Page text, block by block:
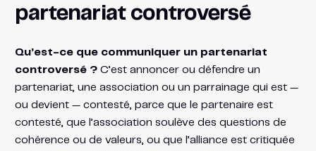
partenariat controversé
Qu’est-ce que communiquer un partenariat
controversé ?C’est annoncer ou défendre un
partenariat, une association ou un parrainage qui est —
ou devient — contesté, parce que le partenaire est
contesté, que l’association soulève des questions de
cohérence ou de valeurs, ou que l’alliance est critiquée